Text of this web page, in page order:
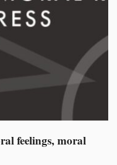
feelings, moral